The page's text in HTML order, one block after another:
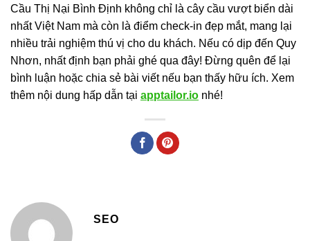
Cầu Thị Nại Bình Định không chỉ là cây cầu vượt biển dài
nhất Việt Nam mà còn là điểm check-in đẹp mắt, mang lại
nhiều trải nghiệm thú vị cho du khách. Nếu có dịp đến Quy
Nhơn, nhất định bạn phải ghé qua đây! Đừng quên để lại
bình luận hoặc chia sẻ bài viết nếu bạn thấy hữu ích. Xem
thêm nội dung hấp dẫn tại apptailor.io nhé!
SEO